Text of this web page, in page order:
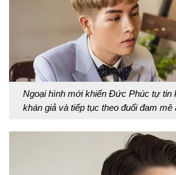
Ngoại hình mới khiến Đức Phúc tự tin
khán giả và tiếp tục theo đuổi đam